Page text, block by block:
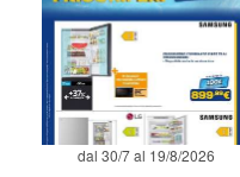
dal 30/7 al 19/8/2026